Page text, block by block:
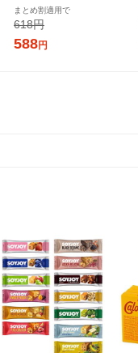
まとめ割適用で
618円
588円